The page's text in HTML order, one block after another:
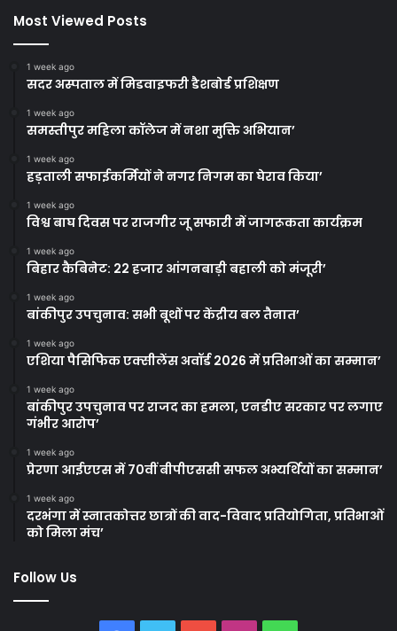
Most Viewed Posts
1 week ago
सदर अस्पताल में मिडवाइफरी डैशबोर्ड प्रशिक्षण
1 week ago
समस्तीपुर महिला कॉलेज में नशा मुक्ति अभियान’
1 week ago
हड़ताली सफाईकर्मियों ने नगर निगम का घेराव किया’
1 week ago
विश्व बाघ दिवस पर राजगीर जू सफारी में जागरूकता कार्यक्रम
1 week ago
बिहार कैबिनेट: 22 हजार आंगनबाड़ी बहाली को मंजूरी’
1 week ago
बांकीपुर उपचुनाव: सभी बूथों पर केंद्रीय बल तैनात’
1 week ago
एशिया पैसिफिक एक्सीलेंस अवॉर्ड 2026 में प्रतिभाओं का सम्मान’
1 week ago
बांकीपुर उपचुनाव पर राजद का हमला, एनडीए सरकार पर लगाए
गंभीर आरोप’
1 week ago
प्रेरणा आईएएस में 70वीं बीपीएससी सफल अभ्यर्थियों का सम्मान’
1 week ago
दरभंगा में स्नातकोत्तर छात्रों की वाद-विवाद प्रतियोगिता, प्रतिभाओं
को मिला मंच’
Follow Us